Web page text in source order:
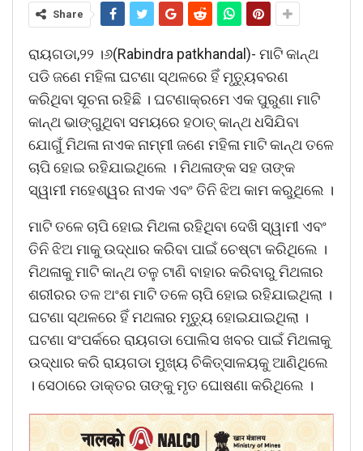
Share
ରାୟଗଡା,୨୨ ।୬(Rabindra patkhandal)- ମାଟି କାନ୍ଥ
ପଡି ଜଣେ ମହିଳା ଘଟଣା ସ୍ଥଳରେ ହିଁ ମୃତ୍ୟୁବରଣ
କରିଥିବା ସୂଚନା ରହିଛି । ଘଟଣାକ୍ରମେ ଏକ ପୁରୁଣା ମାଟି
କାନ୍ଥ ଭାଙ୍ଗୁଥିବା ସମୟରେ ହଠାତ୍ କାନ୍ଥ ଧସିଯିବା
ଯୋଗୁଁ ମିଥଳା ନାଏକ ନାମ୍ମୀ ଜଣେ ମହିଳା ମାଟି କାନ୍ଥ ତଳେ
ଚାପି ହୋଇ ରହିଯାଇଥିଲେ । ମିଥଳାଙ୍କ ସହ ତାଙ୍କ
ସ୍ୱାମୀ ମହେଶ୍ୱର ନାଏକ ଏବଂ ତିନି ଝିଅ କାମ କରୁଥିଲେ ।
ମାଟି ତଳେ ଚାପି ହୋଇ ମିଥଳା ରହିଥିବା ଦେଖି ସ୍ୱାମୀ ଏବଂ
ତିନି ଝିଅ ମାକୁ ଉଦ୍ଧାର କରିବା ପାଇଁ ଚେଷ୍ଟା କରିଥିଲେ ।
ମିଥଳାକୁ ମାଟି କାନ୍ଥ ତଳୁ ଟାଣି ବାହାର କରିବାରୁ ମିଥଳାର
ଶରୀରର ତଳ ଅଂଶ ମାଟି ତଳେ ଚାପି ହୋଇ ରହିଯାଇଥିଲା ।
ଘଟଣା ସ୍ଥଳରେ ହିଁ ମଥଳାର ମୃତ୍ୟୁ ହୋଇଯାଇଥିଲା ।
ଘଟଣା ସଂପର୍କରେ ରାୟଗଡା ପୋଲିସ ଖବର ପାଇଁ ମିଥଳାକୁ
ଉଦ୍ଧାର କରି ରାୟଗଡା ମୁଖ୍ୟ ଚିକିତ୍ସାଳୟକୁ ଆଣିଥିଲେ
। ସେଠାରେ ଡାକ୍ତର ତାଙ୍କୁ ମୃତ ଘୋଷଣା କରିଥିଲେ ।